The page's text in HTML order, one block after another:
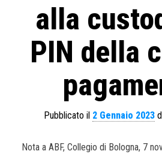
alla
PIN della
Pubblicato il 2 Gennaio 2023
Nota a ABF, Collegio di Bologna, 7